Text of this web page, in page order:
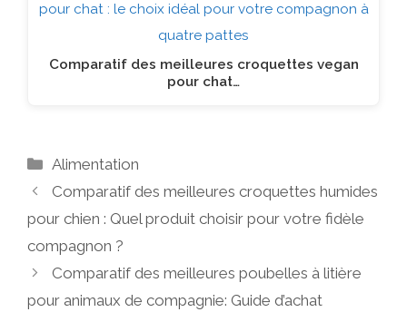
Comparatif des meilleures croquettes vegan
pour chat…
Catégories
Alimentation
Comparatif des meilleures croquettes humides
pour chien : Quel produit choisir pour votre fidèle
compagnon ?
Comparatif des meilleures poubelles à litière
pour animaux de compagnie: Guide d’achat